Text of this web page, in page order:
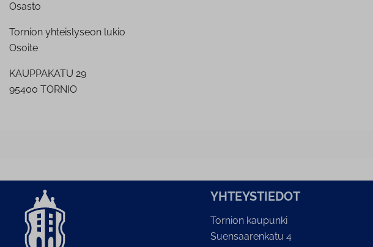
Osasto
Tornion yhteislyseon lukio
Osoite
KAUPPAKATU 29
95400 TORNIO
YH­TEYS­TIE­DOT
Tornion kaupunki
Suensaarenkatu 4